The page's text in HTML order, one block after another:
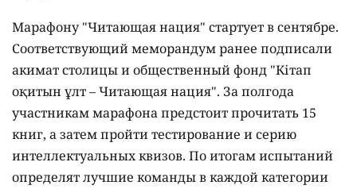
Марафону "Читающая нация" стартует в сентябре.
Соответствующий меморандум ранее подписали
акимат столицы и общественный фонд "Кітап
оқитын ұлт – Читающая нация". За полгода
участникам марафона предстоит прочитать 15
книг, а затем пройти тестирование и серию
интеллектуальных квизов. По итогам испытаний
определят лучшие команды в каждой категории